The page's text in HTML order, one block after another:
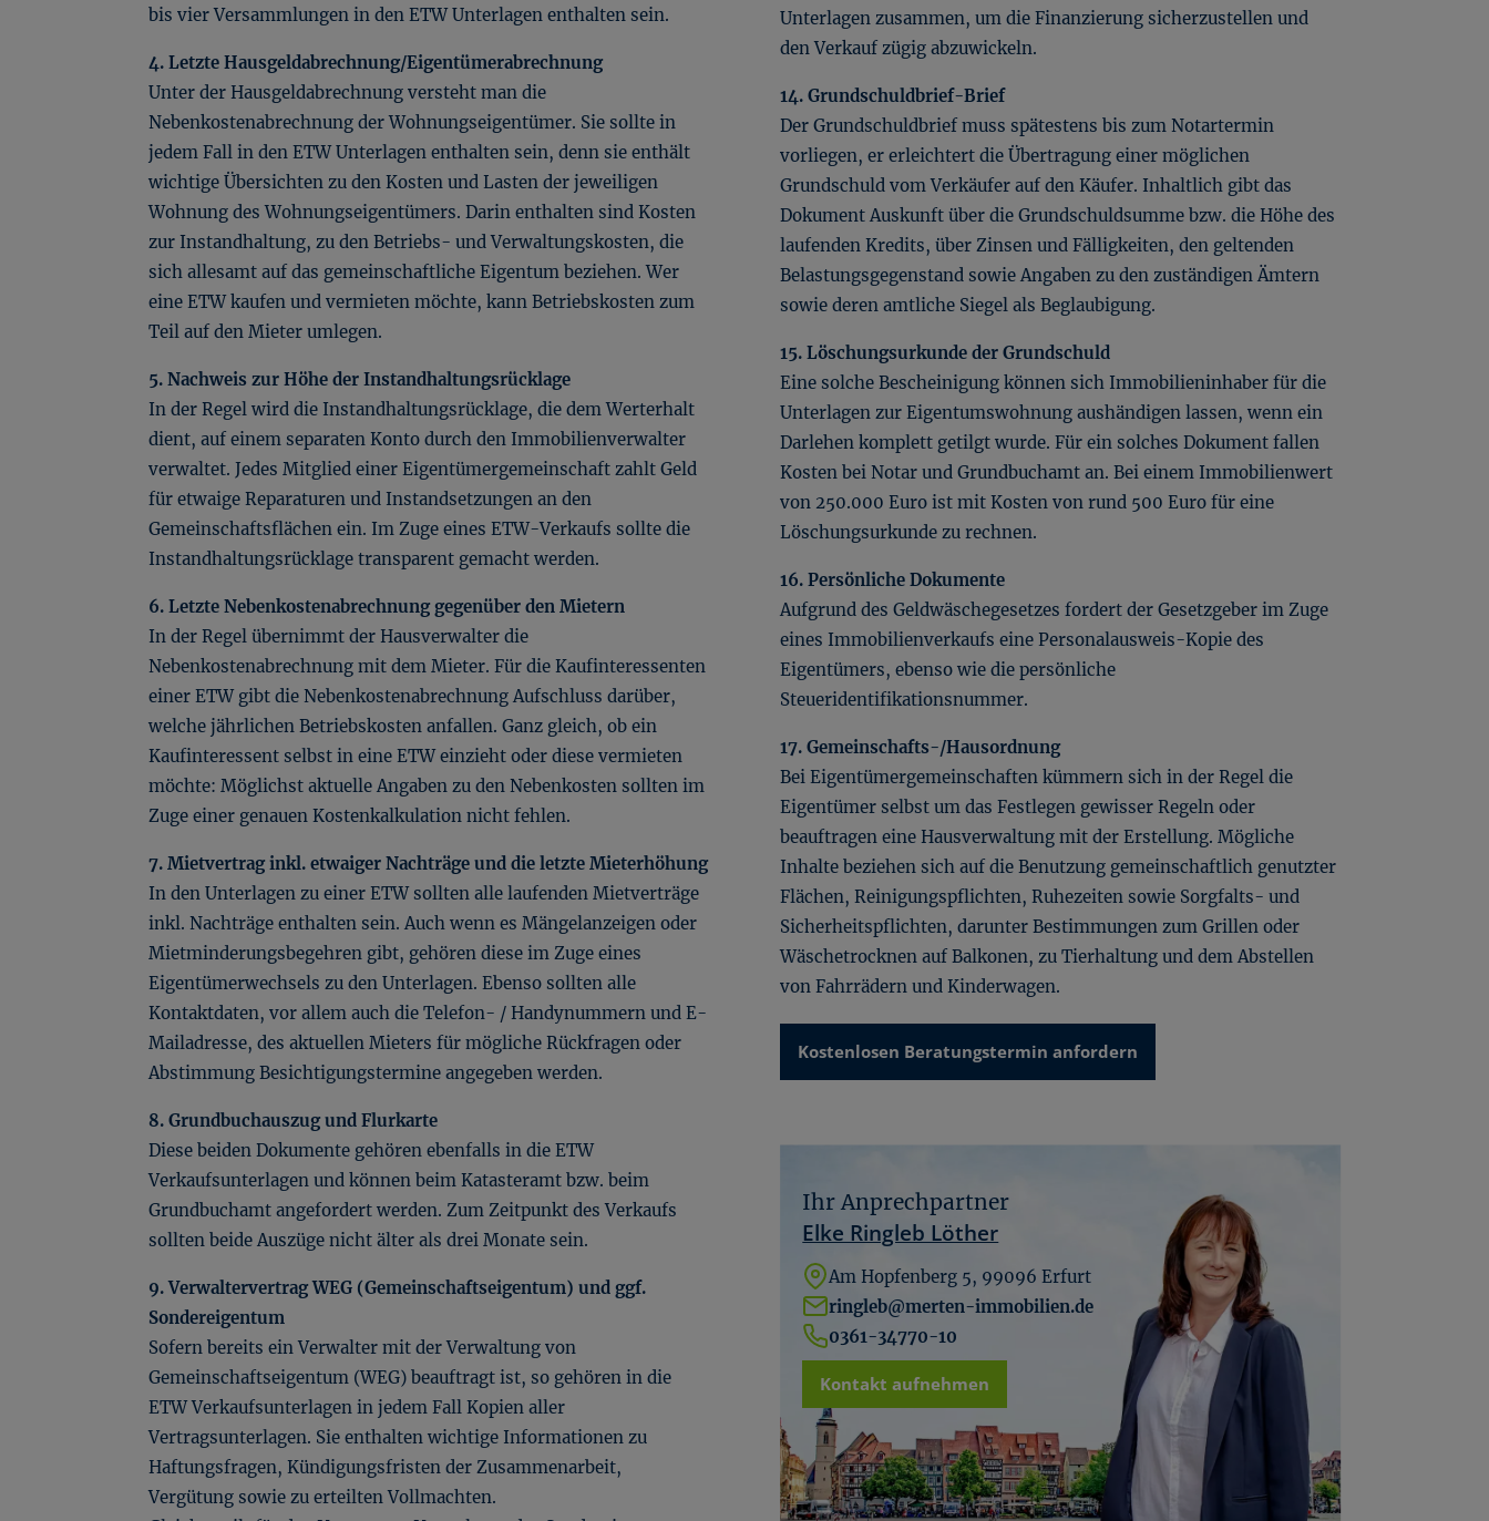
bis vier Versammlungen in den ETW Unterlagen enthalten sein.
4. Letzte Hausgeldabrechnung/Eigentümerabrechnung
Unter der Hausgeldabrechnung versteht man die
Nebenkostenabrechnung der Wohnungseigentümer. Sie sollte in
jedem Fall in den ETW Unterlagen enthalten sein, denn sie enthält
wichtige Übersichten zu den Kosten und Lasten der jeweiligen
Wohnung des Wohnungseigentümers. Darin enthalten sind Kosten
zur Instandhaltung, zu den Betriebs- und Verwaltungskosten, die
sich allesamt auf das gemeinschaftliche Eigentum beziehen. Wer
eine ETW kaufen und vermieten möchte, kann Betriebskosten zum
Teil auf den Mieter umlegen.
5. Nachweis zur Höhe der Instandhaltungsrücklage
In der Regel wird die Instandhaltungsrücklage, die dem Werterhalt
dient, auf einem separaten Konto durch den Immobilienverwalter
verwaltet. Jedes Mitglied einer Eigentümergemeinschaft zahlt Geld
für etwaige Reparaturen und Instandsetzungen an den
Gemeinschaftsflächen ein. Im Zuge eines ETW-Verkaufs sollte die
Instandhaltungsrücklage transparent gemacht werden.
6. Letzte Nebenkostenabrechnung gegenüber den Mietern
In der Regel übernimmt der Hausverwalter die
Nebenkostenabrechnung mit dem Mieter. Für die Kaufinteressenten
einer ETW gibt die Nebenkostenabrechnung Aufschluss darüber,
welche jährlichen Betriebskosten anfallen. Ganz gleich, ob ein
Kaufinteressent selbst in eine ETW einzieht oder diese vermieten
möchte: Möglichst aktuelle Angaben zu den Nebenkosten sollten im
Zuge einer genauen Kostenkalkulation nicht fehlen.
7. Mietvertrag inkl. etwaiger Nachträge und die letzte Mieterhöhung
In den Unterlagen zu einer ETW sollten alle laufenden Mietverträge
inkl. Nachträge enthalten sein. Auch wenn es Mängelanzeigen oder
Mietminderungsbegehren gibt, gehören diese im Zuge eines
Eigentümerwechsels zu den Unterlagen. Ebenso sollten alle
Kontaktdaten, vor allem auch die Telefon- / Handynummern und E-
Mailadresse, des aktuellen Mieters für mögliche Rückfragen oder
Abstimmung Besichtigungstermine angegeben werden.
8. Grundbuchauszug und Flurkarte
Diese beiden Dokumente gehören ebenfalls in die ETW
Verkaufsunterlagen und können beim Katasteramt bzw. beim
Grundbuchamt angefordert werden. Zum Zeitpunkt des Verkaufs
sollten beide Auszüge nicht älter als drei Monate sein.
9. Verwaltervertrag WEG (Gemeinschaftseigentum) und ggf.
Sondereigentum
Sofern bereits ein Verwalter mit der Verwaltung von
Gemeinschaftseigentum (WEG) beauftragt ist, so gehören in die
ETW Verkaufsunterlagen in jedem Fall Kopien aller
Vertragsunterlagen. Sie enthalten wichtige Informationen zu
Haftungsfragen, Kündigungsfristen der Zusammenarbeit,
Vergütung sowie zu erteilten Vollmachten.
Unterlagen zusammen, um die Finanzierung sicherzustellen und
den Verkauf zügig abzuwickeln.
14. Grundschuldbrief-Brief
Der Grundschuldbrief muss spätestens bis zum Notartermin
vorliegen, er erleichtert die Übertragung einer möglichen
Grundschuld vom Verkäufer auf den Käufer. Inhaltlich gibt das
Dokument Auskunft über die Grundschuldsumme bzw. die Höhe des
laufenden Kredits, über Zinsen und Fälligkeiten, den geltenden
Belastungsgegenstand sowie Angaben zu den zuständigen Ämtern
sowie deren amtliche Siegel als Beglaubigung.
15. Löschungsurkunde der Grundschuld
Eine solche Bescheinigung können sich Immobilieninhaber für die
Unterlagen zur Eigentumswohnung aushändigen lassen, wenn ein
Darlehen komplett getilgt wurde. Für ein solches Dokument fallen
Kosten bei Notar und Grundbuchamt an. Bei einem Immobilienwert
von 250.000 Euro ist mit Kosten von rund 500 Euro für eine
Löschungsurkunde zu rechnen.
16. Persönliche Dokumente
Aufgrund des Geldwäschegesetzes fordert der Gesetzgeber im Zuge
eines Immobilienverkaufs eine Personalausweis-Kopie des
Eigentümers, ebenso wie die persönliche
Steueridentifikationsnummer.
17. Gemeinschafts-/Hausordnung
Bei Eigentümergemeinschaften kümmern sich in der Regel die
Eigentümer selbst um das Festlegen gewisser Regeln oder
beauftragen eine Hausverwaltung mit der Erstellung. Mögliche
Inhalte beziehen sich auf die Benutzung gemeinschaftlich genutzter
Flächen, Reinigungspflichten, Ruhezeiten sowie Sorgfalts- und
Sicherheitspflichten, darunter Bestimmungen zum Grillen oder
Wäschetrocknen auf Balkonen, zu Tierhaltung und dem Abstellen
von Fahrrädern und Kinderwagen.
Kostenlosen Beratungstermin anfordern
Ihr Anprechpartner
Elke Ringleb Löther
Am Hopfenberg 5, 99096 Erfurt
ringleb@merten-immobilien.de
0361-34770-10
Kontakt aufnehmen